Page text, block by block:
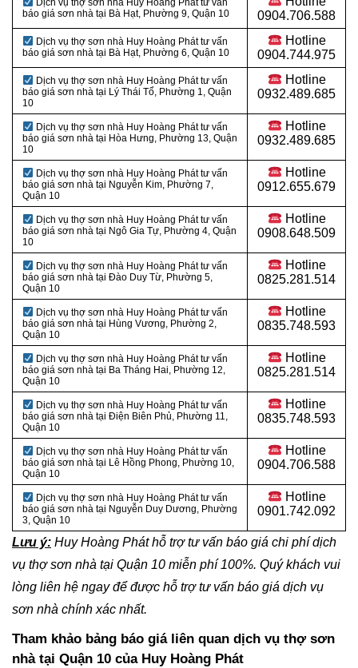
báo giá sơn nhà tại Bà Hạt, Phường 9, Quận 10
0904.706.588
Dịch vụ thợ sơn nhà Huy Hoàng Phát tư vấn
báo giá sơn nhà tại Bà Hạt, Phường 6, Quận 10
Hotline
0904.744.975
Dịch vụ thợ sơn nhà Huy Hoàng Phát tư vấn
báo giá sơn nhà tại Lý Thái Tổ, Phường 1, Quận
10
Hotline
0932.489.685
Dịch vụ thợ sơn nhà Huy Hoàng Phát tư vấn
báo giá sơn nhà tại Hòa Hưng, Phường 13, Quận
10
Hotline
0932.489.685
Dịch vụ thợ sơn nhà Huy Hoàng Phát tư vấn
báo giá sơn nhà tại Nguyễn Kim, Phường 7,
Quận 10
Hotline
0912.655.679
Dịch vụ thợ sơn nhà Huy Hoàng Phát tư vấn
báo giá sơn nhà tại Ngô Gia Tự, Phường 4, Quận
10
Hotline
0908.648.509
Dịch vụ thợ sơn nhà Huy Hoàng Phát tư vấn
báo giá sơn nhà tại Đào Duy Từ, Phường 5,
Quận 10
Hotline
0825.281.514
Dịch vụ thợ sơn nhà Huy Hoàng Phát tư vấn
báo giá sơn nhà tại Hùng Vương, Phường 2,
Quận 10
Hotline
0835.748.593
Dịch vụ thợ sơn nhà Huy Hoàng Phát tư vấn
báo giá sơn nhà tại Ba Tháng Hai, Phường 12,
Quận 10
Hotline
0825.281.514
Dịch vụ thợ sơn nhà Huy Hoàng Phát tư vấn
báo giá sơn nhà tại Điện Biên Phủ, Phường 11,
Quận 10
Hotline
0835.748.593
Dịch vụ thợ sơn nhà Huy Hoàng Phát tư vấn
báo giá sơn nhà tại Lê Hồng Phong, Phường 10,
Quận 10
Hotline
0904.706.588
Dịch vụ thợ sơn nhà Huy Hoàng Phát tư vấn
báo giá sơn nhà tại Nguyễn Duy Dương, Phường
3, Quận 10
Hotline
0901.742.092
Lưu ý: Huy Hoàng Phát hỗ trợ tư vấn báo giá chi phí dịch
vụ thợ sơn nhà tại Quận 10 miễn phí 100%. Quý khách vui
lòng liên hệ ngay để được hỗ trợ tư vấn báo giá dịch vụ
sơn nhà chính xác nhất.
Tham khảo bảng báo giá liên quan dịch vụ thợ sơn
nhà tại Quận 10 của Huy Hoàng Phát